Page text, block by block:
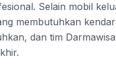
Selain mobil
membutuhkan
dan tim